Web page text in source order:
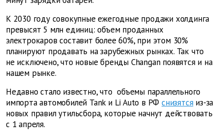
К 2030 году совокупные ежегодные продажи холдинга
превысят 5 млн единиц: объем проданных
электрокаров составит более 60%, при этом 30%
планируют продавать на зарубежных рынках. Так что
не исключено, что новые бренды Changan появятся и на
нашем рынке.
Недавно стало известно, что объемы параллельного
импорта автомобилей Tank и Li Auto в РФ снизятсяиз-за
новых правил утильсбора, которые начнут действовать
с 1 апреля.